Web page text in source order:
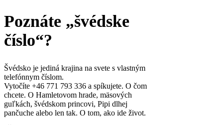
Poznáte „švédske
číslo“?
Švédsko je jediná krajina na svete s vlastným
telefónnym číslom.
Vytočíte +46 771 793 336 a spíkujete. O čom
chcete. O Hamletovom hrade, mäsových
guľkách, švédskom princovi, Pipi dlhej
pančuche alebo len tak. O tom, ako ide život.